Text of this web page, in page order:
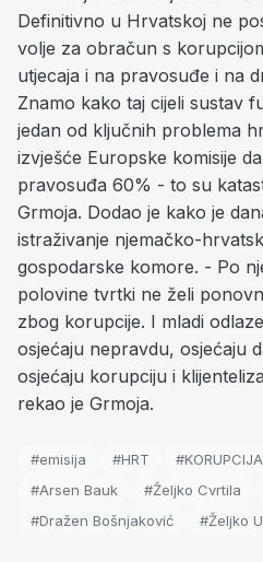
Definitivno u Hrvatskoj ne
volje za obračun s
utjecaja i na pravosuđe i na
Znamo kako taj cijeli sustav
jedan od ključnih problema
izvješće Europske komisije
pravosuđa 60% - to su
Grmoja. Dodao je kako je
istraživanje njemačko-
gospodarske komore. - Po
polovine tvrtki ne želi
zbog korupcije. I mladi
osjećaju nepravdu, osjećaju
osjećaju korupciju i
rekao je Grmoja.
#emisija #HRT #KORUPCIJA
#Arsen Bauk
#Željko Cvrtila
#Dražen Bošnjaković
#Željko